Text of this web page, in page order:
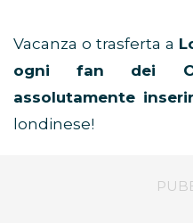
Vacanza o trasferta a
ogni fan dei
assolutamente
londinese!